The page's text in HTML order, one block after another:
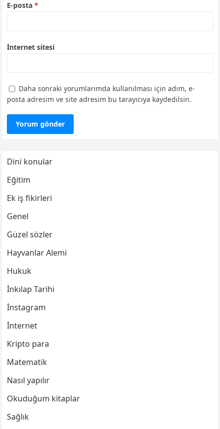
E-posta*
İnternet sitesi
Daha sonraki yorumlarımda kullanılması için adım, e-
posta adresim ve site adresim bu tarayıcıya kaydedilsin.
Dini konular
Eğitim
Ek iş fikirleri
Genel
Güzel sözler
Hayvanlar Alemi
Hukuk
İnkılap Tarihi
İnstagram
İnternet
Kripto para
Matematik
Nasıl yapılır
Okuduğum kitaplar
Sağlık